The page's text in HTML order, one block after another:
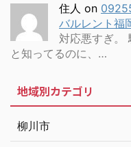
住人 on
バルレント福
対応悪すぎ。
と知ってるのに、…
地域別カテゴリ
柳川市